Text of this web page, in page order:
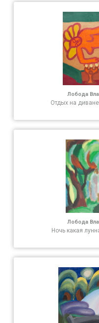
Лобода
Отдых на
Лобода
Ночь какая